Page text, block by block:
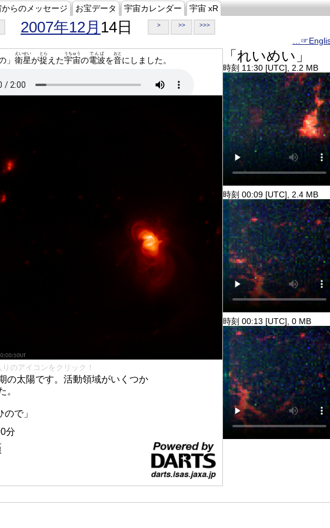
らのメッセージ お宝データ 宇宙カレンダー 宇宙 xR
2007年12月 14日 > >> >>>
」 衛星
えいせい
が捉
とら
えた宇宙
うちゅう
の電波
でんぱ
を音
おと
にしました。
のアイコンをクリック！
の太陽です。活動領域がいくつか
。
ので」
分
「れいめい」
時刻 11:30 [UTC], 2.2 MB
時刻 00:09 [UTC], 2.4 MB
時刻 00:13 [UTC], 0 MB